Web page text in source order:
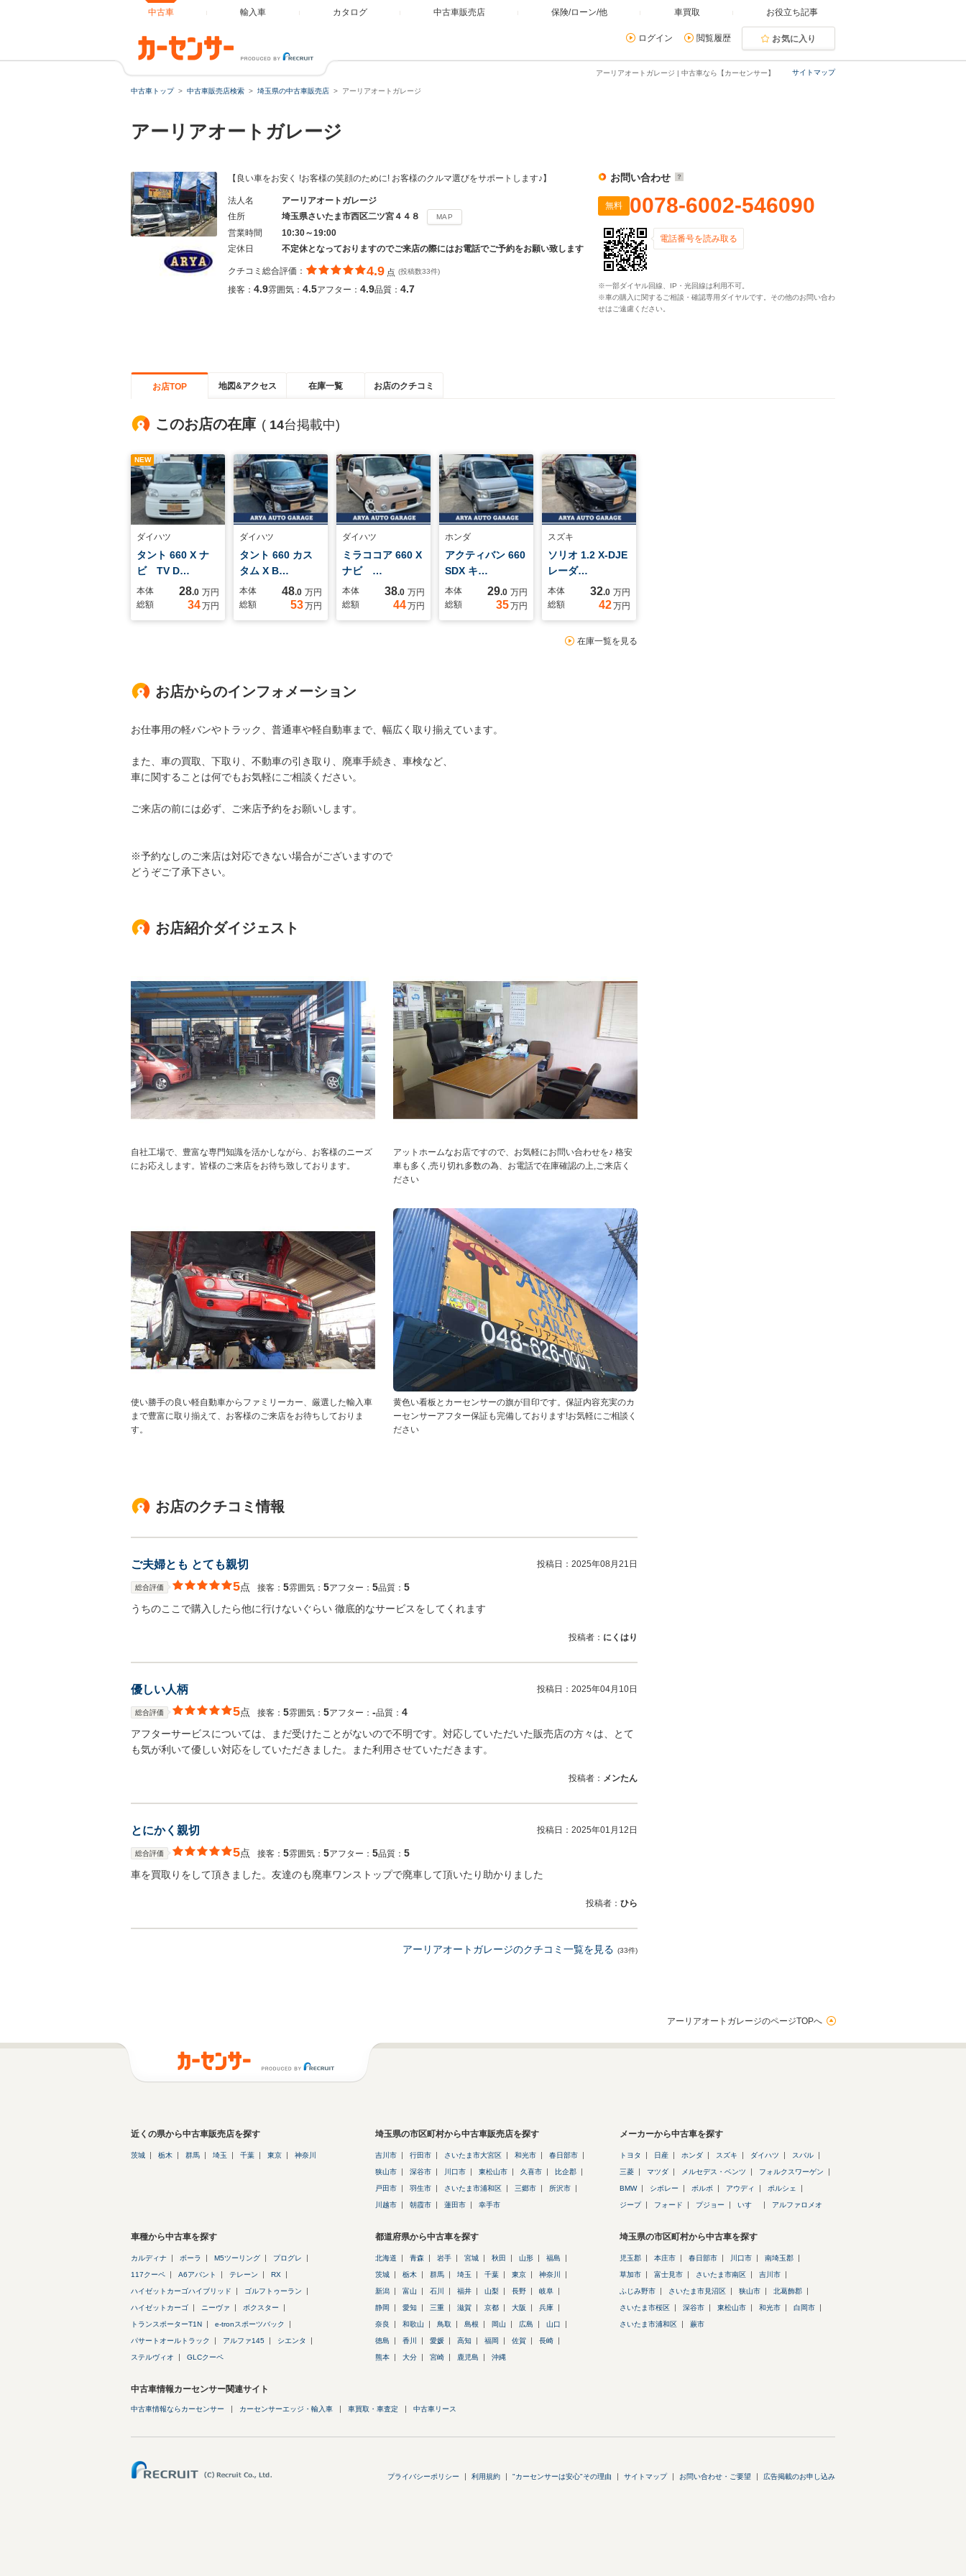
中古車 輸入車 カタログ 中古車販売店 保険/ローン/他 車買取 お役立ち記事
ログイン 閲覧履歴 お気に入り
サイトマップ
アーリアオートガレージ | 中古車なら【カーセンサー】
中古車トップ 中古車販売店検索 埼玉県の中古車販売店 アーリアオートガレージ
アーリアオートガレージ
【良い車をお安く !お客様の笑顔のために! お客様のクルマ選びをサポートします♪】
法人名
アーリアオートガレージ
住所
埼玉県さいたま市西区二ツ宮４４８ MAP
営業時間
10:30～19:00
定休日
不定休となっておりますのでご来店の際にはお電話でご予約をお願い致します
クチコミ総合評価： 4.9 点 (投稿数33件)
接客： 4.9雰囲気： 4.5アフター： 4.9品質： 4.7
お問い合わせ
無料 0078-6002-546090
電話番号を読み取る
※一部ダイヤル回線、IP・光回線は利用不可。
※車の購入に関するご相談・確認専用ダイヤルです。その他のお問い合わ
せはご遠慮ください。
お店TOP 地図&アクセス 在庫一覧 お店のクチコミ
このお店の在庫 ( 14台掲載中)
NEW
ダイハツ
タント 660 X ナ
ビ TV D…
本体 28.0 万円
総額
34万円
ダイハツ
タント 660 カス
タム X B…
本体 48.0 万円
総額
53万円
ダイハツ
ミラココア 660 X
ナビ …
本体 38.0 万円
総額
44万円
ホンダ
アクティバン 660
SDX キ…
本体 29.0 万円
総額
35万円
スズキ
ソリオ 1.2 X-DJE
レーダ…
本体 32.0 万円
総額
42万円
在庫一覧を見る
お店からのインフォメーション
お仕事用の軽バンやトラック、普通車や軽自動車まで、幅広く取り揃えています。
また、車の買取、下取り、不動車の引き取り、廃車手続き、車検など、
車に関することは何でもお気軽にご相談ください。
ご来店の前には必ず、ご来店予約をお願いします。
※予約なしのご来店は対応できない場合がございますので
どうぞご了承下さい。
お店紹介ダイジェスト
自社工場で、豊富な専門知識を活かしながら、お客様のニーズ
にお応えします。皆様のご来店をお待ち致しております。
アットホームなお店ですので、お気軽にお問い合わせを♪ 格安
車も多く,売り切れ多数の為、お電話で在庫確認の上,ご来店く
ださい
使い勝手の良い軽自動車からファミリーカー、厳選した輸入車
まで豊富に取り揃えて、お客様のご来店をお待ちしておりま
す。
黄色い看板とカーセンサーの旗が目印です。保証内容充実のカ
ーセンサーアフター保証も完備しております!お気軽にご相談く
ださい
お店のクチコミ情報
ご夫婦とも とても親切 投稿日： 2025年08月21日
総合評価 5点 接客： 5雰囲気： 5アフター： 5品質： 5
うちのここで購入したら他に行けないぐらい 徹底的なサービスをしてくれます
投稿者： にくはり
優しい人柄 投稿日： 2025年04月10日
総合評価 5点 接客： 5雰囲気： 5アフター： ‐品質： 4
アフターサービスについては、まだ受けたことがないので不明です。対応していただいた販売店の方々は、とて
も気が利いて優しい対応をしていただきました。また利用させていただきます。
投稿者： メンたん
とにかく親切 投稿日： 2025年01月12日
総合評価 5点 接客： 5雰囲気： 5アフター： 5品質： 5
車を買取りをして頂きました。友達のも廃車ワンストップで廃車して頂いたり助かりました
投稿者： ひら
アーリアオートガレージのクチコミ一覧を見る (33件)
アーリアオートガレージのページTOPへ
近くの県から中古車販売店を探す
茨城 栃木 群馬 埼玉 千葉 東京 神奈川
埼玉県の市区町村から中古車販売店を探す
吉川市 行田市 さいたま市大宮区 和光市 春日部市
狭山市 深谷市 川口市 東松山市 久喜市 比企郡
戸田市 羽生市 さいたま市浦和区 三郷市 所沢市
川越市 朝霞市 蓮田市 幸手市
メーカーから中古車を探す
トヨタ 日産 ホンダ スズキ ダイハツ スバル
三菱 マツダ メルセデス・ベンツ フォルクスワーゲン
BMW シボレー ボルボ アウディ ポルシェ
ジープ フォード プジョー いすゞ アルファロメオ
車種から中古車を探す
カルディナ ボーラ M5ツーリング プログレ
117クーペ A6アバント テレーン RX
ハイゼットカーゴハイブリッド ゴルフトゥーラン
ハイゼットカーゴ ニーヴァ ボクスター
トランスポーターT1N e-tronスポーツバック
パサートオールトラック アルファ145 シエンタ
ステルヴィオ GLCクーペ
都道府県から中古車を探す
北海道 青森 岩手 宮城 秋田 山形 福島
茨城 栃木 群馬 埼玉 千葉 東京 神奈川
新潟 富山 石川 福井 山梨 長野 岐阜
静岡 愛知 三重 滋賀 京都 大阪 兵庫
奈良 和歌山 鳥取 島根 岡山 広島 山口
徳島 香川 愛媛 高知 福岡 佐賀 長崎
熊本 大分 宮崎 鹿児島 沖縄
埼玉県の市区町村から中古車を探す
児玉郡 本庄市 春日部市 川口市 南埼玉郡
草加市 富士見市 さいたま市南区 吉川市
ふじみ野市 さいたま市見沼区 狭山市 北葛飾郡
さいたま市桜区 深谷市 東松山市 和光市 白岡市
さいたま市浦和区 蕨市
中古車情報カーセンサー関連サイト
中古車情報ならカーセンサー カーセンサーエッジ・輸入車 車買取・車査定 中古車リース
プライバシーポリシー 利用規約 "カーセンサーは安心"その理由 サイトマップ お問い合わせ・ご要望 広告掲載のお申し込み